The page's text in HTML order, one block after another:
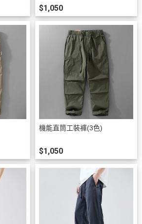
$1,050
機能直筒工裝褲(3色)
$1,050